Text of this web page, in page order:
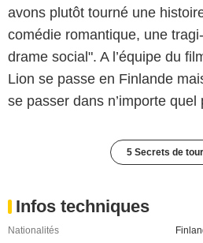
avons plutôt tourné une
comédie romantique, une
drame social". A l’équipe du
Lion se passe en Finlande
se passer dans n’importe
5 Secrets de
Infos techniques
Nationalités